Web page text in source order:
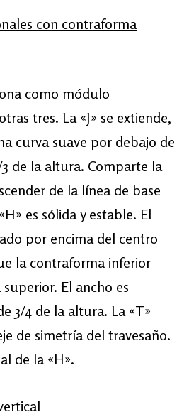
como módulo
tres. La «J» se extiende,
curva suave por debajo de
de la altura. Comparte la
de la línea de base
es sólida y estable. El
por encima del centro
la contraforma inferior
El ancho es
3/4 de la altura. La «T»
de simetría del travesaño.
de la «H».